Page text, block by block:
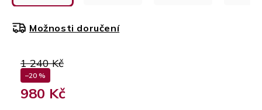
1 240 Kč
–20 %
980 Kč
Možnosti doručení